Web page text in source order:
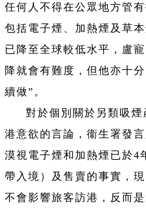
任何人不得在公眾地方管
包括電子煙、加熱煙及草
已降至全球較低水平，盧
降就會有難度，但他亦十
續做”。
對於個別關於另類吸
港意欲的言論，衞生署發
漠視電子煙和加熱煙已於4
帶入境）及售賣的事實，
不會影響旅客訪港，反而